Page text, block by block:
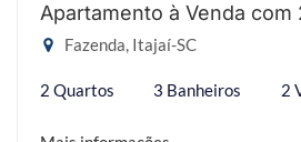
Apartamento à Venda com
Fazenda, Itajaí-SC
2 Quartos 3 Banheiros 2